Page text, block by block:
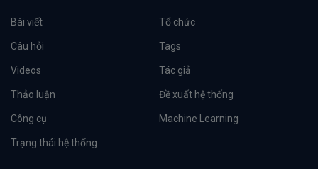
Bài viết Tổ chức
Câu hỏi Tags
Videos Tác giả
Thảo luận Đề xuất hệ thống
Công cụ Machine Learning
Trạng thái hệ thống